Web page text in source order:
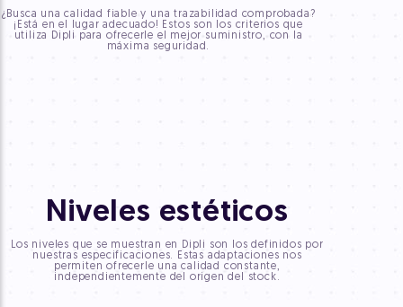
¿Busca una calidad fiable y una trazabilidad comprobada?
¡Está en el lugar adecuado! Estos son los criterios que
utiliza Dipli para ofrecerle el mejor suministro, con la
máxima seguridad.
Niveles estéticos
Los niveles que se muestran en Dipli son los definidos por
nuestras especificaciones. Estas adaptaciones nos
permiten ofrecerle una calidad constante,
independientemente del origen del stock.